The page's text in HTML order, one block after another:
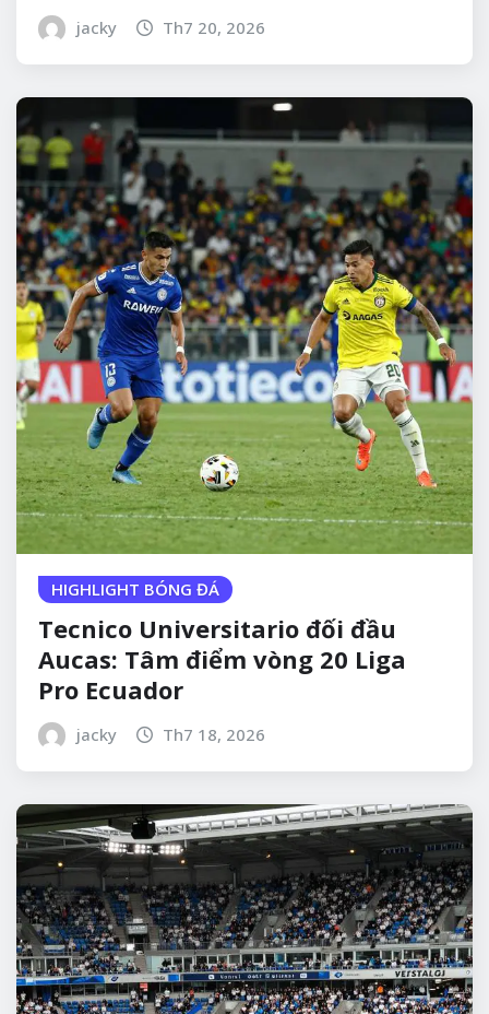
jacky Th7 20, 2026
HIGHLIGHT BÓNG ĐÁ
Tecnico Universitario đối đầu
Aucas: Tâm điểm vòng 20 Liga
Pro Ecuador
jacky Th7 18, 2026